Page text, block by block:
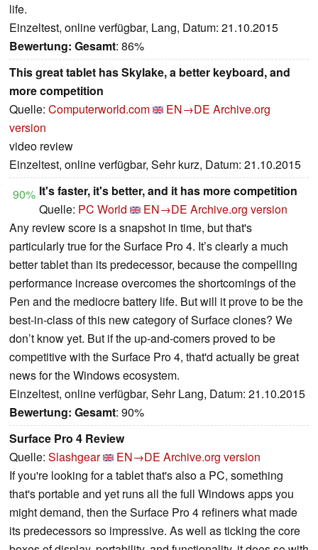
life.
Einzeltest, online verfügbar, Lang, Datum: 21.10.2015
Bewertung: Gesamt: 86%
This great tablet has Skylake, a better keyboard, and
more competition
Quelle: Computerworld.com EN→DE Archive.org
version
video review
Einzeltest, online verfügbar, Sehr kurz, Datum: 21.10.2015
90% It's faster, it's better, and it has more competition
Quelle: PC World EN→DE Archive.org version
Any review score is a snapshot in time, but that's
particularly true for the Surface Pro 4. It’s clearly a much
better tablet than its predecessor, because the compelling
performance increase overcomes the shortcomings of the
Pen and the mediocre battery life. But will it prove to be the
best-in-class of this new category of Surface clones? We
don’t know yet. But if the up-and-comers proved to be
competitive with the Surface Pro 4, that'd actually be great
news for the Windows ecosystem.
Einzeltest, online verfügbar, Sehr Lang, Datum: 21.10.2015
Bewertung: Gesamt: 90%
Surface Pro 4 Review
Quelle: Slashgear EN→DE Archive.org version
If you're looking for a tablet that's also a PC, something
that's portable and yet runs all the full Windows apps you
might demand, then the Surface Pro 4 refiners what made
its predecessors so impressive. As well as ticking the core